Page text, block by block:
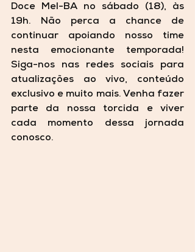
Doce Mel-BA no sábado (18), às
19h. Não perca a chance de
continuar apoiando nosso time
nesta emocionante temporada!
Siga-nos nas redes sociais para
atualizações ao vivo, conteúdo
exclusivo e muito mais. Venha fazer
parte da nossa torcida e viver
cada momento dessa jornada
conosco.